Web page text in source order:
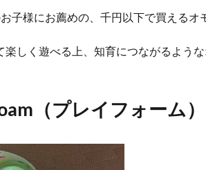
子様にお薦めの、千円以下で買えるオ
楽しく遊べる上、知育につながるような
（プレイフォーム）